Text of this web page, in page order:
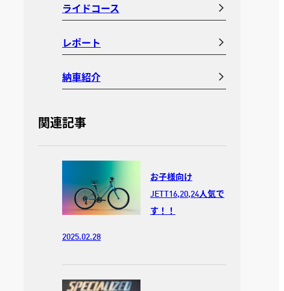
ライドコース
レポート
納車紹介
関連記事
お子様向け
JETT16,20,24人気で
す！！
2025.02.28